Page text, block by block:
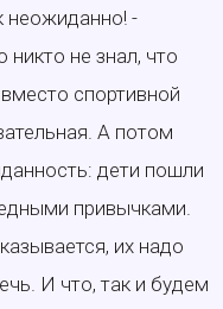
неожиданно! -
никто не знал, что
спортивной
А потом
дети пошли
привычками.
их надо
И что, так и будем